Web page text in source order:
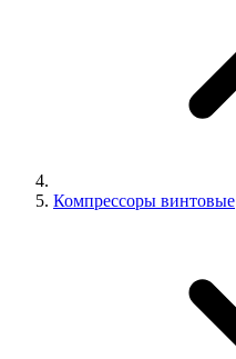
Компрессоры винтовые